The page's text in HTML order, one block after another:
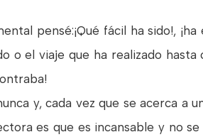
pensé:¡Qué fácil ha sido!,
o el viaje que ha realizado
y, cada vez que se acerca a
es que es incansable y no